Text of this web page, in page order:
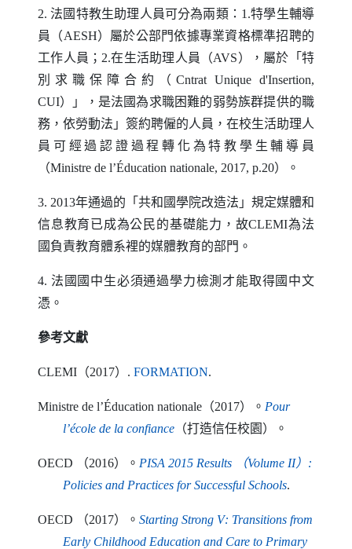
2. 法國特教生助理人員可分為兩類：1.特學生輔導
員（AESH）屬於公部門依據專業資格標準招聘的
工作人員；2.在生活助理人員（AVS），屬於「特
別求職保障合約（ Cntrat Unique d'Insertion,
CUI）」，是法國為求職困難的弱勢族群提供的職
務，依勞動法」簽約聘僱的人員，在校生活助理人
員可經過認證過程轉化為特教學生輔導員
（Ministre de l’Éducation nationale, 2017, p.20）。
3. 2013年通過的「共和國學院改造法」規定媒體和
信息教育已成為公民的基礎能力，故CLEMI為法
國負責教育體系裡的媒體教育的部門。
4. 法國國中生必須通過學力檢測才能取得國中文
憑。
參考文獻
CLEMI （2017）. FORMATION（另開新視窗）
.
Ministre de l’Éducation nationale （2017）。 Pour
l’école de la confiance（另開新視窗）
（打造信任校園）。
OECD （2016）。 PISA 2015 Results （Volume II）:
Policies and Practices for Successful Schools（另開新視窗）
.
OECD （2017）。 Starting Strong V: Transitions from
Early Childhood Education and Care to Primary